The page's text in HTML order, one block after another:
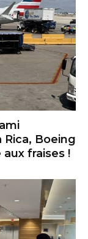
Rica, Boeing
fraises !